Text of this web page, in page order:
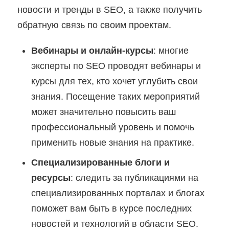
новости и тренды в SEO, а также получить
обратную связь по своим проектам.
Вебинары и онлайн-курсы: многие
эксперты по SEO проводят вебинары и
курсы для тех, кто хочет углубить свои
знания. Посещение таких мероприятий
может значительно повысить ваш
профессиональный уровень и помочь
применить новые знания на практике.
Специализированные блоги и
ресурсы: следить за публикациями на
специализированных порталах и блогах
поможет вам быть в курсе последних
новостей и технологий в области SEO.